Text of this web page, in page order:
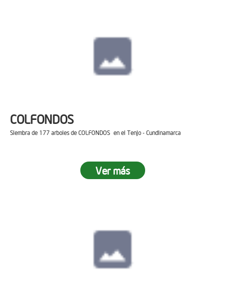
COLFONDOS
Siembra de 177 arboles de COLFONDOS en el Tenjo - Cundinamarca
Ver más